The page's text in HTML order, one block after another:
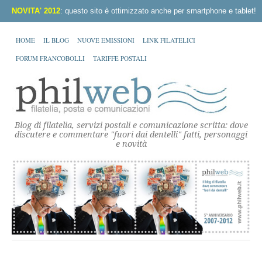
NOVITA' 2012: questo sito è ottimizzato anche per smartphone e tablet!
HOME IL BLOG NUOVE EMISSIONI LINK FILATELICI
FORUM FRANCOBOLLI TARIFFE POSTALI
Blog di filatelia, servizi postali e comunicazione scritta: dove
discutere e commentare "fuori dai dentelli" fatti, personaggi
e novità